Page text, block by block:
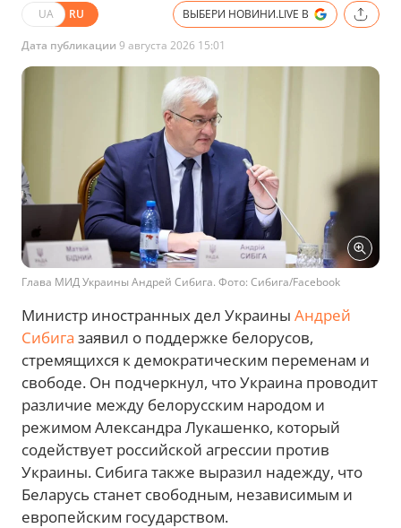
UA RU ВЫБЕРИ НОВИНИ.LIVE В
Дата публикации 9 августа 2026 15:01
Глава МИД Украины Андрей Сибига. Фото: Сибига/Facebook
Министр иностранных дел Украины Андрей
Сибига заявил о поддержке белорусов,
стремящихся к демократическим переменам и
свободе. Он подчеркнул, что Украина проводит
различие между белорусским народом и
режимом Александра Лукашенко, который
содействует российской агрессии против
Украины. Сибига также выразил надежду, что
Беларусь станет свободным, независимым и
европейским государством.